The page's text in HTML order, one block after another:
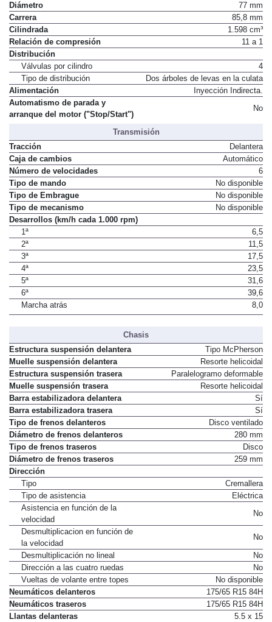
Diámetro
77 mm
Carrera
85,8 mm
Cilindrada
1.598 cm³
Relación de compresión
11 a 1
Distribución
Válvulas por cilindro
4
Tipo de distribución
Dos árboles de levas en la culata
Alimentación
Inyección Indirecta.
Automatismo de parada y
arranque del motor ("Stop/Start")
No
Transmisión
Tracción
Delantera
Caja de cambios
Automático
Número de velocidades
6
Tipo de mando
No disponible
Tipo de Embrague
No disponible
Tipo de mecanismo
No disponible
Desarrollos (km/h cada 1.000 rpm)
1ª
6,5
2ª
11,5
3ª
17,5
4ª
23,5
5ª
31,6
6ª
39,6
Marcha atrás
8,0
Chasis
Estructura suspensión delantera
Tipo McPherson
Muelle suspensión delantera
Resorte helicoidal
Estructura suspensión trasera
Paralelogramo deformable
Muelle suspensión trasera
Resorte helicoidal
Barra estabilizadora delantera
Sí
Barra estabilizadora trasera
Sí
Tipo de frenos delanteros
Disco ventilado
Diámetro de frenos delanteros
280 mm
Tipo de frenos traseros
Disco
Diámetro de frenos traseros
259 mm
Dirección
Tipo
Cremallera
Tipo de asistencia
Eléctrica
Asistencia en función de la
velocidad
No
Desmultiplicacion en función de
la velocidad
No
Desmultiplicación no lineal
No
Dirección a las cuatro ruedas
No
Vueltas de volante entre topes
No disponible
Neumáticos delanteros
175/65 R15 84H
Neumáticos traseros
175/65 R15 84H
Llantas delanteras
5.5 x 15